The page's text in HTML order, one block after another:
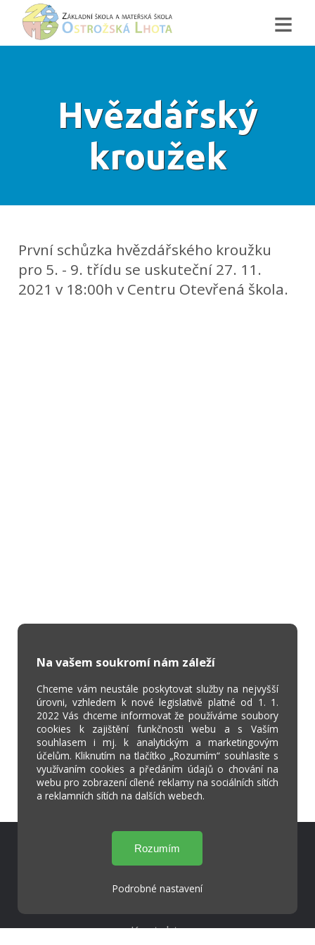
≡
Hvězdářský
kroužek
První schůzka hvězdářského kroužku
pro 5. - 9. třídu se uskuteční 27. 11.
2021 v 18:00h v Centru Otevřená škola.
Na vašem soukromí nám záleží
Chceme vám neustále poskytovat služby na nejvyšší
úrovni, vzhledem k nové legislativě platné od 1. 1.
2022 Vás chceme informovat že používáme soubory
cookies k zajištění funkčnosti webu a s Vaším
souhlasem i mj. k analytickým a marketingovým
účelům. Kliknutím na tlačítko „Rozumím“ souhlasíte s
využívaním cookies a předáním údajů o chování na
webu pro zobrazení cílené reklamy na sociálních sítích
a reklamních sítích na dalších webech.
Podrobné nastavení
Škola Online
Strava.cz
Kontakty